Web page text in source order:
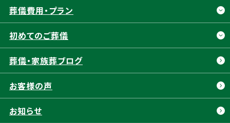
斎場を探す
静岡市
清水区
葵区
浜松市
富士市
富士宮市
焼津市
葬儀費用・プラン
葬儀費用・プラン
お別れ直葬
一日葬
二日葬
初めてのご葬儀
初めてのご葬儀
葬儀の流れ
富士葬祭 5つの特長
富士葬祭 会員制度
葬儀・家族葬ブログ
お客様の声
お知らせ